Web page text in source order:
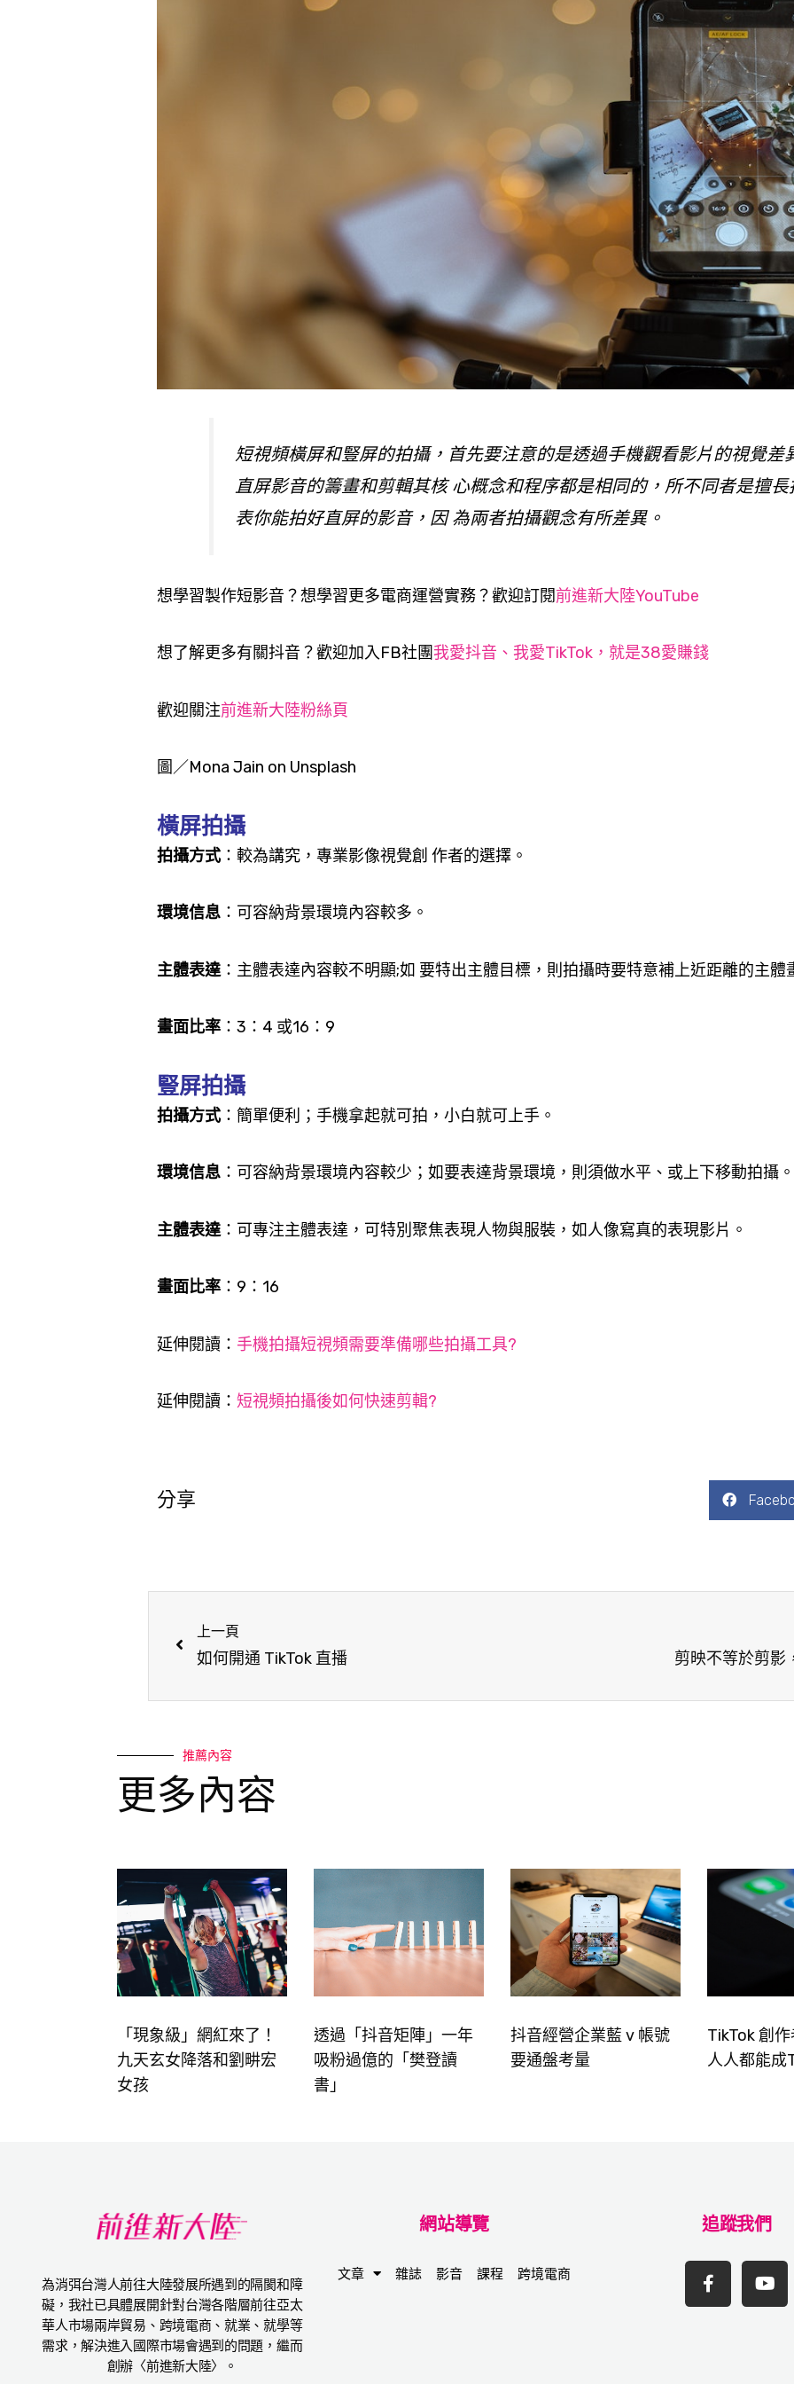
短視頻橫屏和豎屏的拍攝，首先要注意的是透過手機觀看影片的視覺差
直屏影音的籌畫和剪輯其核 心概念和程序都是相同的，所不同者是擅
表你能拍好直屏的影音，因 為兩者拍攝觀念有所差異。
想學習製作短影音？想學習更多電商運營實務？歡迎訂閱前進新大陸YouTube
想了解更多有關抖音？歡迎加入FB社團我愛抖音、我愛TikTok，就是38愛賺錢
歡迎關注前進新大陸粉絲頁
圖／Mona Jain on Unsplash
橫屏拍攝
拍攝方式：較為講究，專業影像視覺創 作者的選擇。
環境信息 ：可容納背景環境內容較多。
主體表達：主體表達內容較不明顯;如 要特出主體目標，則拍攝時要特意補上近距離的主體
畫面比率 ：3：4 或16：9
豎屏拍攝
拍攝方式：簡單便利；手機拿起就可拍，小白就可上手。
環境信息 ：可容納背景環境內容較少；如要表達背景環境，則須做水平、或上下移動拍攝。
主體表達：可專注主體表達，可特別聚焦表現人物與服裝，如人像寫真的表現影片。
畫面比率 ：9：16
延伸閱讀 ： 手機拍攝短視頻需要準備哪些拍攝工具?
延伸閱讀 ： 短視頻拍攝後如何快速剪輯?
分享
上一頁
如何開通 TikTok 直播 剪映不等於剪影
推薦內容
更多內容
「現象級」網紅來了！
九天玄女降落和劉畊宏
女孩
透過「抖音矩陣」一年
吸粉過億的「樊登讀
書」
抖音經營企業藍 v 帳號
要通盤考量
TikTok 創
人人都能成
為消弭台灣人前往大陸發展所遇到的隔閡和障
礙，我社已具體展開針對台灣各階層前往亞太
華人市場兩岸貿易、跨境電商、就業、就學等
需求，解決進入國際市場會遇到的問題，繼而
創辦〈前進新大陸〉。
網站導覽
文章 雜誌 影音 課程 跨境電商
追蹤我們